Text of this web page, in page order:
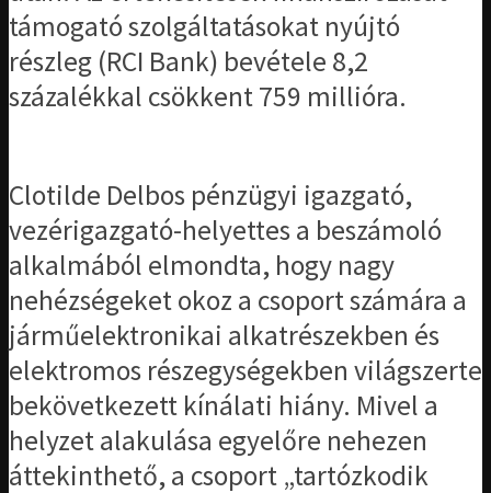
támogató szolgáltatásokat nyújtó
részleg (RCI Bank) bevétele 8,2
százalékkal csökkent 759 millióra.
Clotilde Delbos pénzügyi igazgató,
vezérigazgató-helyettes a beszámoló
alkalmából elmondta, hogy nagy
nehézségeket okoz a csoport számára a
járműelektronikai alkatrészekben és
elektromos részegységekben világszerte
bekövetkezett kínálati hiány. Mivel a
helyzet alakulása egyelőre nehezen
áttekinthető, a csoport „tartózkodik